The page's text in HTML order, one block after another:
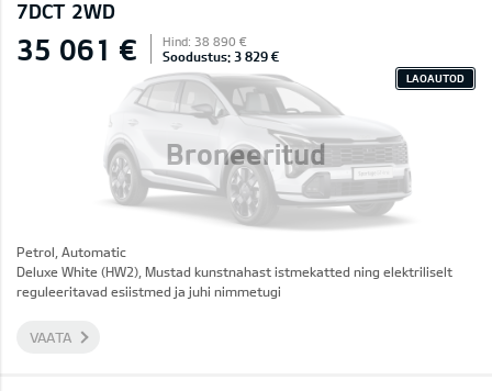
7DCT 2WD
Broneeritud
35 061 € Hind: 38 890 €
Soodustus: 3 829 €
LAOAUTOD
Petrol, Automatic
Deluxe White (HW2), Mustad kunstnahast istmekatted ning elektriliselt
reguleeritavad esiistmed ja juhi nimmetugi
VAATA